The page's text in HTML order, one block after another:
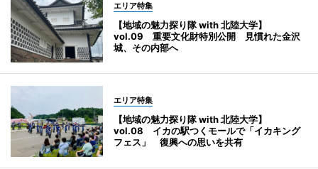
エリア特集
【地域の魅力探り隊 with 北陸大学】
vol.09 重要文化財特別公開 見慣れた金沢
城、その内部へ
エリア特集
【地域の魅力探り隊 with 北陸大学】
vol.08 イカの駅つくモールで「イカキング
フェス」 復興への思いを共有